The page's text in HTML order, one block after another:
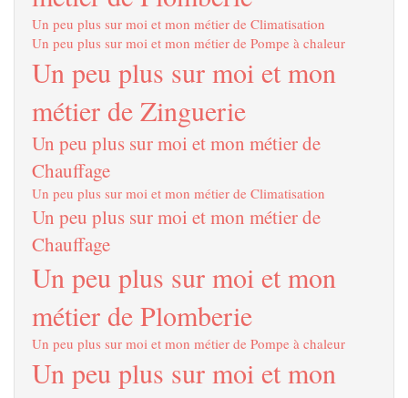
Un peu plus sur moi et mon métier de Climatisation
Un peu plus sur moi et mon métier de Pompe à chaleur
Un peu plus sur moi et mon
métier de Zinguerie
Un peu plus sur moi et mon métier de
Chauffage
Un peu plus sur moi et mon métier de Climatisation
Un peu plus sur moi et mon métier de
Chauffage
Un peu plus sur moi et mon
métier de Plomberie
Un peu plus sur moi et mon métier de Pompe à chaleur
Un peu plus sur moi et mon